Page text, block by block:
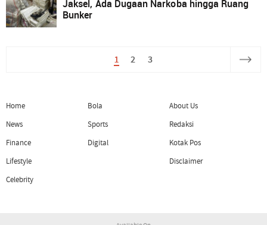
Jaksel, Ada Dugaan Narkoba hingga Ruang
Bunker
1 2 3
Home
News
Finance
Lifestyle
Celebrity
Bola
Sports
Digital
About Us
Redaksi
Kotak Pos
Disclaimer